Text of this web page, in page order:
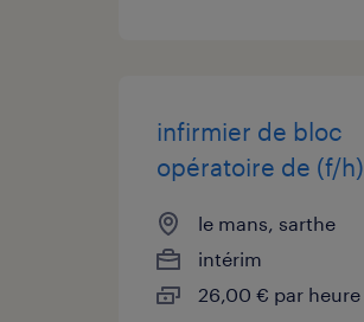
infirmier de bloc
opératoire de (f/h)
le mans, sarthe
intérim
26,00 € par heure